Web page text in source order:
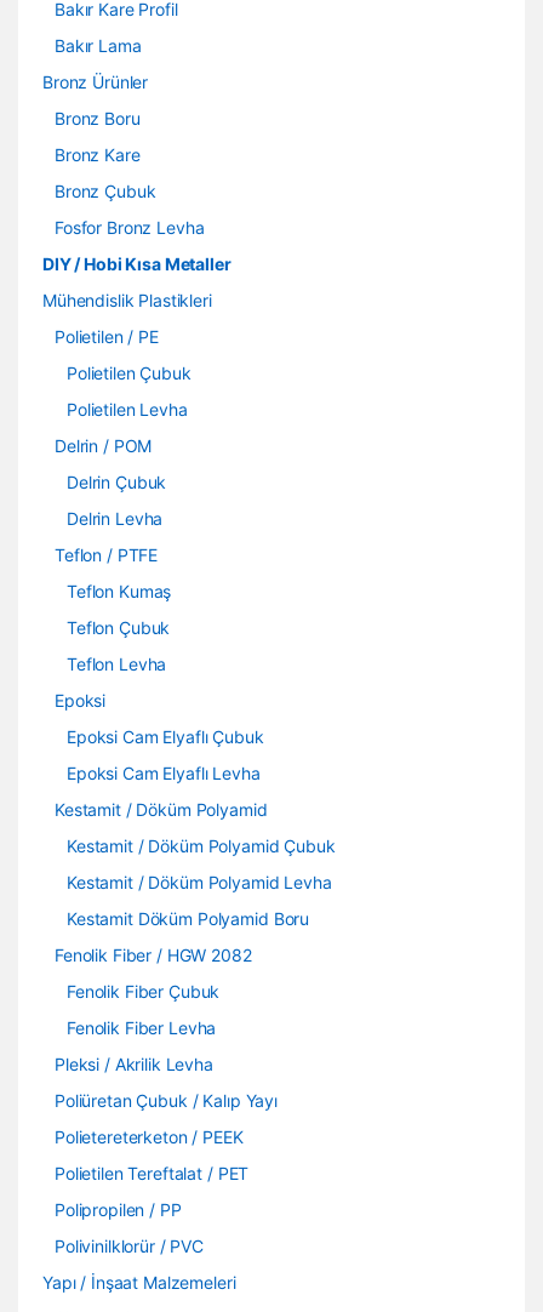
Bakır Kare Profil
Bakır Lama
Bronz Ürünler
Bronz Boru
Bronz Kare
Bronz Çubuk
Fosfor Bronz Levha
DIY / Hobi Kısa Metaller
Mühendislik Plastikleri
Polietilen / PE
Polietilen Çubuk
Polietilen Levha
Delrin / POM
Delrin Çubuk
Delrin Levha
Teflon / PTFE
Teflon Kumaş
Teflon Çubuk
Teflon Levha
Epoksi
Epoksi Cam Elyaflı Çubuk
Epoksi Cam Elyaflı Levha
Kestamit / Döküm Polyamid
Kestamit / Döküm Polyamid Çubuk
Kestamit / Döküm Polyamid Levha
Kestamit Döküm Polyamid Boru
Fenolik Fiber / HGW 2082
Fenolik Fiber Çubuk
Fenolik Fiber Levha
Pleksi / Akrilik Levha
Poliüretan Çubuk / Kalıp Yayı
Polietereterketon / PEEK
Polietilen Tereftalat / PET
Polipropilen / PP
Polivinilklorür / PVC
Yapı / İnşaat Malzemeleri